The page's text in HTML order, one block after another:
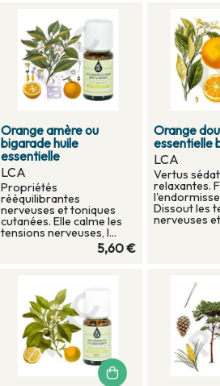
Orange amère ou
bigarade huile
essentielle
LCA
Propriétés
rééquilibrantes
nerveuses et toniques
cutanées. Elle calme les
tensions nerveuses, l...
5,60 €
Orange
essentielle
LCA
Vertus
relaxantes.
Dissout les
nerveuses